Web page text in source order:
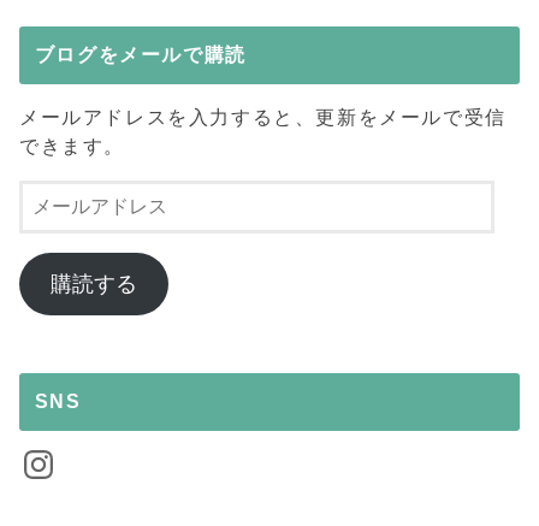
ブログをメールで購読
メールアドレスを入力すると、更新をメールで受信
できます。
ル
ア
ド
購読する
SNS
Instagram